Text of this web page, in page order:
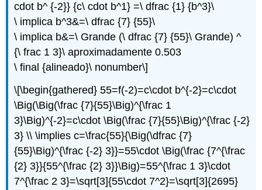
cdot b^ {-2}} {c\ cdot b^1} =\ dfrac {1} {b^3}\
\ implica b^3&=\ dfrac {7} {55}\
\ implica b&=\ Grande (\ dfrac {7} {55}\ Grande) ^
{\ frac 1 3}\ aproximadamente 0.503
\ final {alineado}\ nonumber\]
\[\begin{gathered} 55=f(-2)=c\cdot b^{-2}=c\cdot
\Big(\Big(\frac {7}{55}\Big)^{\frac 1
3}\Big)^{-2}=c\cdot \Big(\frac {7}{55}\Big)^{\frac {-2}
3} \\ \implies c=\frac{55}{\Big(\dfrac {7}
{55}\Big)^{\frac {-2} 3}}=55\cdot \Big(\frac {7^{\frac
{2} 3}}{55^{\frac {2} 3}}\Big)=55^{\frac 1 3}\cdot
7^{\frac 2 3}=\sqrt[3]{55\cdot 7^2}=\sqrt[3]{2695}